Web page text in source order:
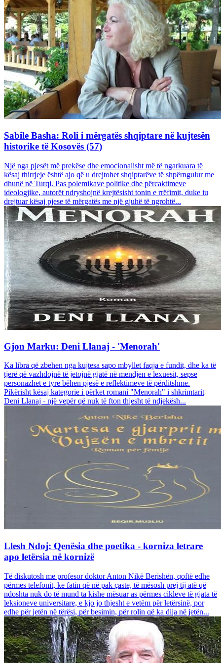
Sabile Basha: Roli i mërgatës shqiptare në kujtesën
historike të Kosovës (57)
Një nga pjesët më prekëse dhe emocionalisht më të ngarkuara të
kësaj thirrjeje është ajo që u drejtohet shqiptarëve të shpërngulur me
dhunë në Turqi. Pas polemikave politike dhe përcaktimeve
ideologjike, autorët ndryshojnë krejtësisht tonin e rrëfimit, duke iu
drejtuar kësaj pjese të mërgatës me një gjuhë të ngrohtë...
Gjon Marku: Deni Llanaj - 'Menorah'
Ka libra që zbehen nga kujtesa sapo mbyllet faqja e fundit, dhe ka të
tjerë që vazhdojnë të jetojnë gjatë në mendjen e lexuesit, sepse
personazhet e tyre bëhen pjesë e reflektimeve të përditshme.
Pikërisht kësaj kategorie i përket romani "Menorah" i shkrimtarit
Deni Llanaj - një vepër që nuk të fton thjesht të ndjekësh...
Llesh Ndoj: Qenësia dhe poetika - korniza letrare
apo letërsia në kornizë
Të diskutosh me profesor doktor Anton Nikë Berishën, qoftë edhe
përmes telefonit, ke fatin që në pak çaste, të mësosh prej tij atë që
ndoshta nuk do të mund ta kishe mësuar as përmes cikleve të gjata të
leksioneve universitare, e kjo jo thjesht e vetëm për letërsinë, por
edhe për jetën në tërësi, për besimin, për rolin që ka dija në jetën...